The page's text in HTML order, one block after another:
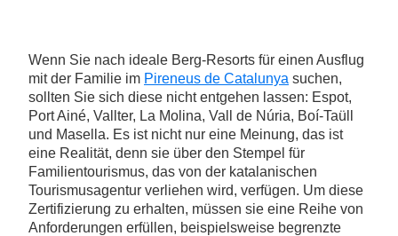
Wenn Sie nach ideale Berg-Resorts für einen Ausflug
mit der Familie im Pireneus de Catalunya suchen,
sollten Sie sich diese nicht entgehen lassen: Espot,
Port Ainé, Vallter, La Molina, Vall de Núria, Boí-Taüll
und Masella. Es ist nicht nur eine Meinung, das ist
eine Realität, denn sie über den Stempel für
Familientourismus, das von der katalanischen
Tourismusagentur verliehen wird, verfügen. Um diese
Zertifizierung zu erhalten, müssen sie eine Reihe von
Anforderungen erfüllen, beispielsweise begrenzte